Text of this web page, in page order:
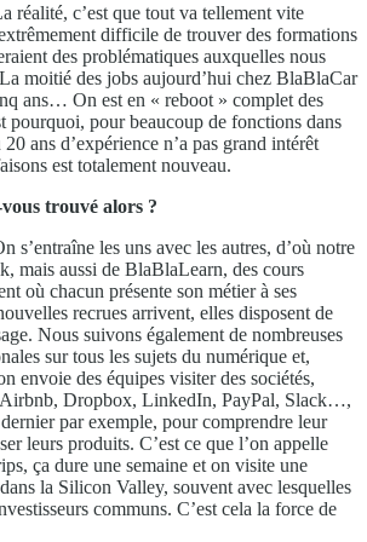
réalité, c’est que tout va tellement vite
difficile de trouver des formations
des problématiques auxquelles nous
moitié des jobs aujourd’hui chez BlaBlaCar
ans… On est en « reboot » complet des
pourquoi, pour beaucoup de fonctions dans
ans d’expérience n’a pas grand intérêt
est totalement nouveau.
trouvé alors ?
s’entraîne les uns avec les autres, d’où notre
mais aussi de BlaBlaLearn, des cours
où chacun présente son métier à ses
recrues arrivent, elles disposent de
Nous suivons également de nombreuses
sur tous les sujets du numérique et,
envoie des équipes visiter des sociétés,
Dropbox, LinkedIn, PayPal, Slack…,
par exemple, pour comprendre leur
leurs produits. C’est ce que l’on appelle
ça dure une semaine et on visite une
la Silicon Valley, souvent avec lesquelles
communs. C’est cela la force de